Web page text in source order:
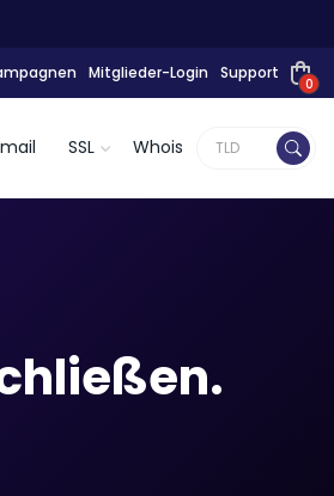
Mitglieder-Login Support
0
SSL Whois